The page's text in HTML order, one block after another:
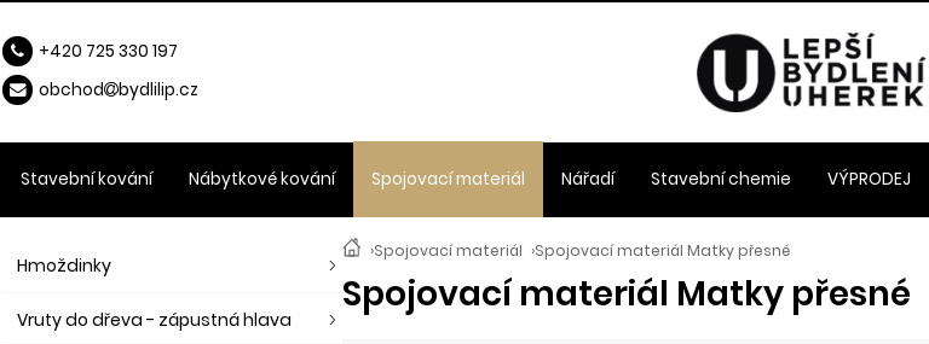
›Spojovací materiál ›Spojovací materiál Matky přesné
Spojovací materiál Matky přesné
Hmoždinky
Vruty do dřeva - zápustná hlava
Stavební kování Nábytkové kování Spojovací materiál Nářadí Stavební chemie VÝPRODEJ
+420 725 330 197
obchod
bydlilip.cz